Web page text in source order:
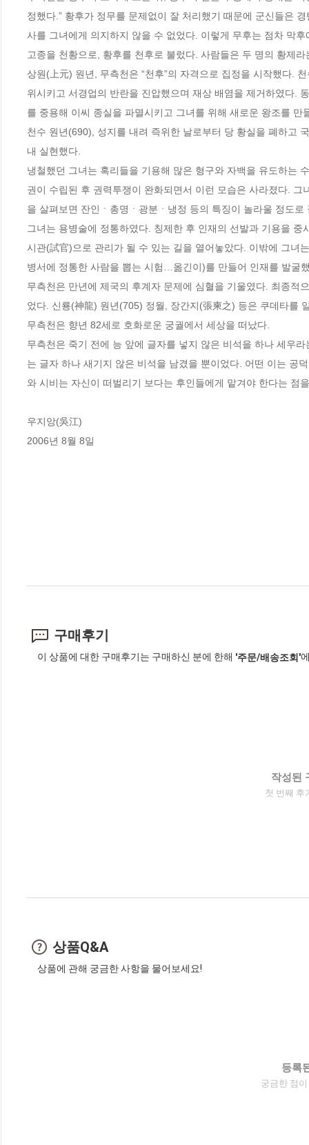
정했다.” 황후가 정무를 문제없이 잘 처리했기 때문에 군신들은
사를 그녀에게 의지하지 않을 수 없었다. 이렇게 무후는 점차 막
고종을 천황으로, 황후를 천후로 불렀다. 사람들은 두 명의 황제
상원(上元) 원년, 무측천은 “천후”의 자격으로 집정을 시작했다.
위시키고 서경업의 반란을 진압했으며 재상 배염을 제거하였다.
를 중용해 이씨 종실을 파멸시키고 그녀를 위해 새로운 왕조를 만
천수 원년(690), 성지를 내려 즉위한 날로부터 당 황실을 폐하고
내 실현했다.
냉철했던 그녀는 혹리들을 기용해 많은 형구와 자백을 유도하는
권이 수립된 후 권력투쟁이 완화되면서 이런 모습은 사라졌다.
을 살펴보면 잔인ㆍ총명ㆍ광분ㆍ냉정 등의 특징이 놀라울 정도로
그녀는 용병술에 정통하였다. 칭제한 후 인재의 선발과 기용을
시관(試官)으로 관리가 될 수 있는 길을 열어놓았다. 이밖에 그
병서에 정통한 사람을 뽑는 시험…옮긴이)를 만들어 인재를 발굴
무측천은 만년에 제국의 후계자 문제에 심혈을 기울였다. 최종적
었다. 신룡(神龍) 원년(705) 정월, 장간지(張柬之) 등은 쿠데타를
무측천은 향년 82세로 호화로운 궁궐에서 세상을 떠났다.
무측천은 죽기 전에 능 앞에 글자를 넣지 않은 비석을 하나 세우
는 글자 하나 새기지 않은 비석을 남겼을 뿐이었다. 어떤 이는 공
와 시비는 자신이 떠벌리기 보다는 후인들에게 맡겨야 한다는 점
우지앙(吳江)
2006년 8월 8일
구매후기
이 상품에 대한 구매후기는 구매하신 분에 한해 '주문/배송조회'
작성된
첫 번째 후
상품Q&A
상품에 관해 궁금한 사항을 물어보세요!
등록
궁금한 점